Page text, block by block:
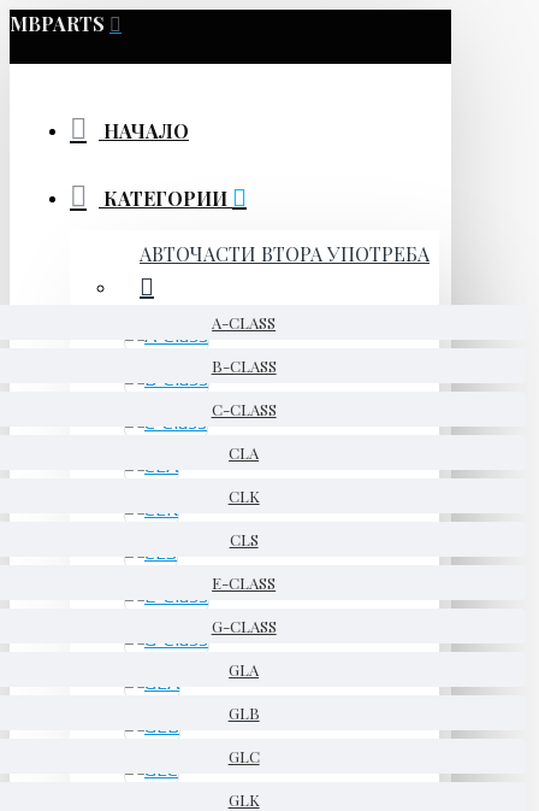
MBPARTS
НАЧАЛО
КАТЕГОРИИ
АВТОЧАСТИ ВТОРА УПОТРЕБА
A-CLASS
B-CLASS
C-CLASS
CLA
CLK
CLS
E-CLASS
G-CLASS
GLA
GLB
GLC
GLK